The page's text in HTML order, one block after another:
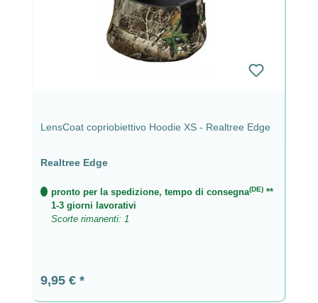
LensCoat copriobiettivo Hoodie XS - Realtree Edge
Realtree Edge
pronto per la spedizione, tempo di consegna(DE) **
1-3 giorni lavorativi
Scorte rimanenti: 1
Prezzo normale:
9,95 €